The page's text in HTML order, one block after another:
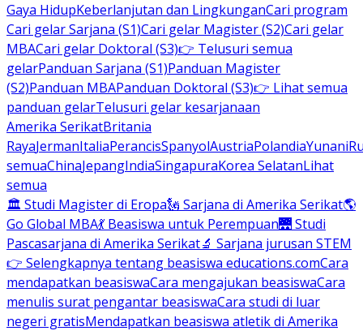
Gaya HidupKeberlanjutan dan LingkunganCari program
Cari gelar Sarjana (S1)Cari gelar Magister (S2)Cari gelar
MBACari gelar Doktoral (S3)👉 Telusuri semua
gelarPanduan Sarjana (S1)Panduan Magister
(S2)Panduan MBAPanduan Doktoral (S3)👉 Lihat semua
panduan gelarTelusuri gelar kesarjanaan
Amerika SerikatBritania
RayaJermanItaliaPerancisSpanyolAustriaPolandiaYunani
semuaChinaJepangIndiaSingapuraKorea SelatanLihat
semua
🏛 Studi Magister di Eropa🗽 Sarjana di Amerika Serikat🌎
Go Global MBA💃 Beasiswa untuk Perempuan🌉 Studi
Pascasarjana di Amerika Serikat🔬 Sarjana jurusan STEM
👉 Selengkapnya tentang beasiswa educations.comCara
mendapatkan beasiswaCara mengajukan beasiswaCara
menulis surat pengantar beasiswaCara studi di luar
negeri gratisMendapatkan beasiswa atletik di Amerika